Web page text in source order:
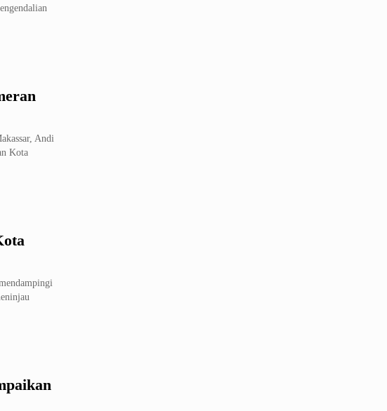
Andi
Kota